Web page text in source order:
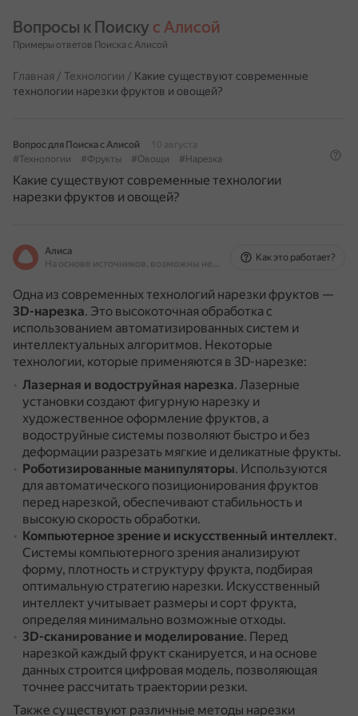
Вопросы к Поиску с Алисой
Примеры ответов Поиска с Алисой
Главная / Технологии / Какие существуют современные
технологии нарезки фруктов и овощей?
Вопрос для Поиска с Алисой
10 августа
#Технологии
#Фрукты #Овощи #Нарезка
Какие существуют современные технологии
нарезки фруктов и овощей?
Алиса
На основе источников, возможны неточности
Как это работает?
Одна из современных технологий нарезки фруктов —
3D-нарезка. Это высокоточная обработка с
использованием автоматизированных систем и
интеллектуальных алгоритмов. Некоторые
технологии, которые применяются в 3D-нарезке:
Лазерная и водоструйная нарезка. Лазерные
установки создают фигурную нарезку и
художественное оформление фруктов, а
водоструйные системы позволяют быстро и без
деформации разрезать мягкие и деликатные фрукты.
Роботизированные манипуляторы. Используются
для автоматического позиционирования фруктов
перед нарезкой, обеспечивают стабильность и
высокую скорость обработки.
Компьютерное зрение и искусственный интеллект.
Системы компьютерного зрения анализируют
форму, плотность и структуру фрукта, подбирая
оптимальную стратегию нарезки. Искусственный
интеллект учитывает размеры и сорт фрукта,
определяя минимально возможные отходы.
3D-сканирование и моделирование. Перед
нарезкой каждый фрукт сканируется, и на основе
данных строится цифровая модель, позволяющая
точнее рассчитать траектории резки.
Также существуют различные методы нарезки